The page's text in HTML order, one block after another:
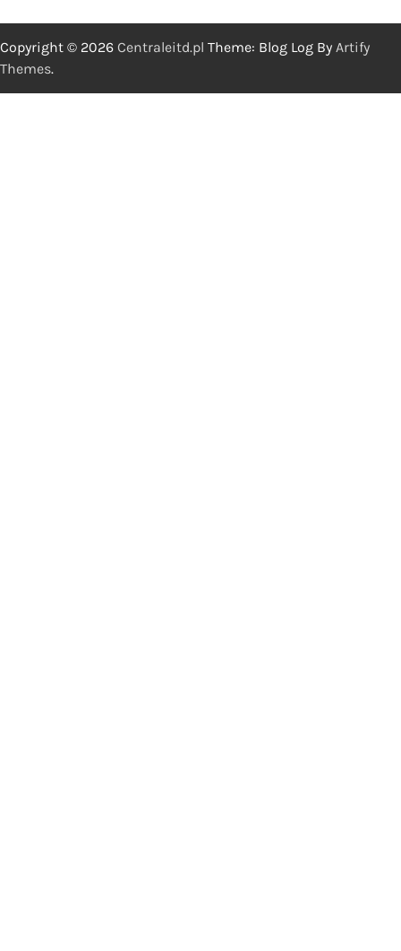
Copyright © 2026 Centraleitd.pl Theme: Blog Log By Artify
Themes.